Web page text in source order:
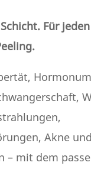
Für
Akne
– mit dem